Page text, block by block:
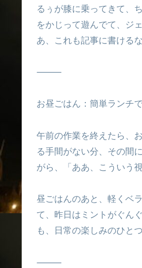
るぅが膝に乗ってきて、
をかじって遊んでて、ジ
あ、これも記事に書ける
⸻
お昼ごはん：簡単ランチ
午前の作業を終えたら、
る手間がない分、その間
がら、「ああ、こういう
昼ごはんのあと、軽くベ
て、昨日はミントがぐん
も、日常の楽しみのひとつ
⸻